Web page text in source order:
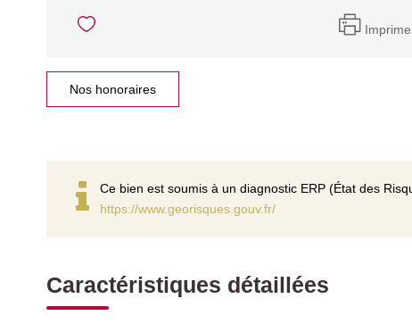
Nos honoraires
Ce bien est soumis à un diagnostic ERP (État des
https://www.georisques.gouv.fr/
Caractéristiques détaillées